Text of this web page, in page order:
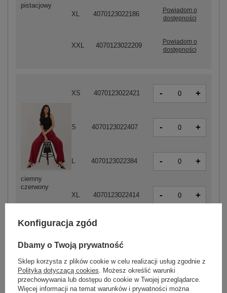
ciemny
czerwony
XS 4070123022421 - +
S 4070123022407 - +
L 4070123022384 - +
XL 4070123022414 - +
XS 4070123021585
S 4070123021561 - +
pistacjowy
XL 4070123022186
Powiadom o
dostępności
XXL 4070123022209
Powiadom o
dostępności
Konfiguracja zgód
Dbamy o Twoją prywatność
Sklep korzysta z plików cookie w celu realizacji usług zgodnie z
Polityką dotyczącą cookies . Możesz określić warunki
przechowywania lub dostępu do cookie w Twojej przeglądarce.
Więcej informacji na temat warunków i prywatności można